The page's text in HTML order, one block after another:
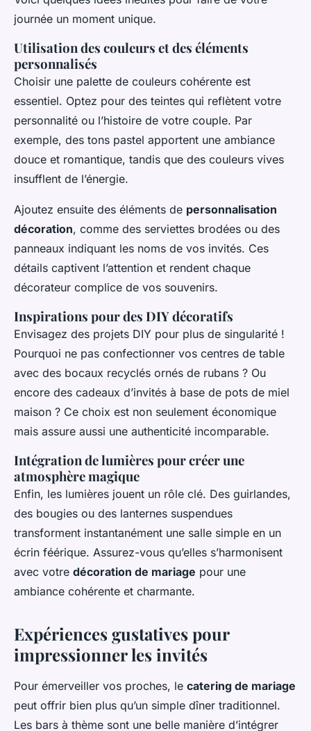
journée un moment unique.
Utilisation des couleurs et des éléments
personnalisés
Choisir une palette de couleurs cohérente est
essentiel. Optez pour des teintes qui reflètent votre
personnalité ou l’histoire de votre couple. Par
exemple, des tons pastel apportent une ambiance
douce et romantique, tandis que des couleurs vives
insufflent de l’énergie.
Ajoutez ensuite des éléments de personnalisation
décoration, comme des serviettes brodées ou des
panneaux indiquant les noms de vos invités. Ces
détails captivent l’attention et rendent chaque
décorateur complice de vos souvenirs.
Inspirations pour des DIY décoratifs
Envisagez des projets DIY pour plus de singularité !
Pourquoi ne pas confectionner vos centres de table
avec des bocaux recyclés ornés de rubans ? Ou
encore des cadeaux d’invités à base de pots de miel
maison ? Ce choix est non seulement économique
mais assure aussi une authenticité incomparable.
Intégration de lumières pour créer une
atmosphère magique
Enfin, les lumières jouent un rôle clé. Des guirlandes,
des bougies ou des lanternes suspendues
transforment instantanément une salle simple en un
écrin féérique. Assurez-vous qu’elles s’harmonisent
avec votre décoration de mariage pour une
ambiance cohérente et charmante.
Expériences gustatives pour
impressionner les invités
Pour émerveiller vos proches, le catering de mariage
peut offrir bien plus qu’un simple dîner traditionnel.
Les bars à thème sont une belle manière d’intégrer